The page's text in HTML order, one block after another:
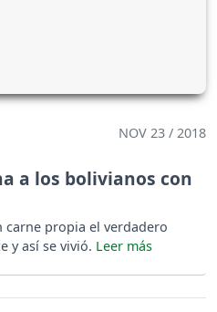
NOV 23 / 2018
a los bolivianos con
propia el verdadero
y así se vivió.